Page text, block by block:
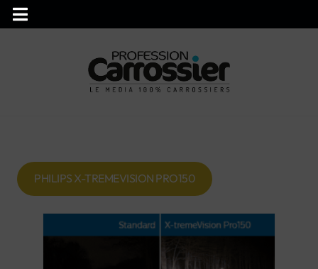
PHILIPS X-TREMEVISION PRO150